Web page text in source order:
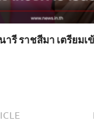
ารี ราชสีมา เตรียม